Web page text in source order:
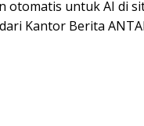
otomatis untuk AI di
Kantor Berita